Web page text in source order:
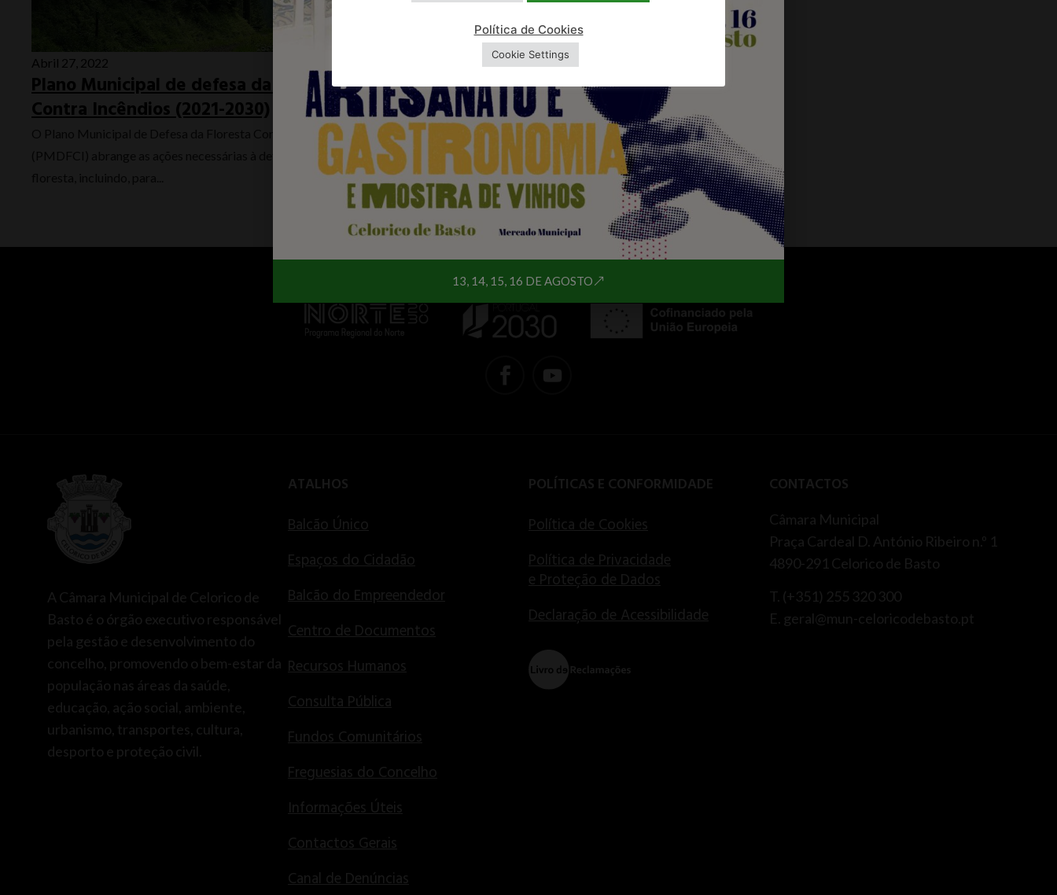
Abril 27, 2022
Plano Municipal de defesa da Floresta
Contra Incêndios (2021-2030)
O Plano Municipal de Defesa da Floresta Contra Incêndios
A Câmara Municipal de Celorico de
Basto é o órgão executivo responsável
pela gestão e desenvolvimento do
concelho, promovendo o bem-estar da
população nas áreas da saúde,
educação, ação social, ambiente,
urbanismo, transportes, cultura,
desporto e proteção civil.
ATALHOS
Balcão Único
Espaços do Cidadão
Balcão do Empreendedor
Centro de Documentos
Recursos Humanos
Consulta Pública
Fundos Comunitários
Freguesias do Concelho
Informações Úteis
Contactos Gerais
Canal de Denúncias
POLÍTICAS E CONFORMIDADE
Política de Cookies
Política de Privacidade
e Proteção de Dados
Declaração de Acessibilidade
CONTACTOS
Câmara Municipal
Praça Cardeal D. António Ribeiro n.º 1
4890-291 Celorico de Basto
T. (+351) 255 320 300
E. geral@mun-celoricodebasto.pt
Política de Cookies
Cookie Settings
13, 14, 15, 16 DE AGOSTO